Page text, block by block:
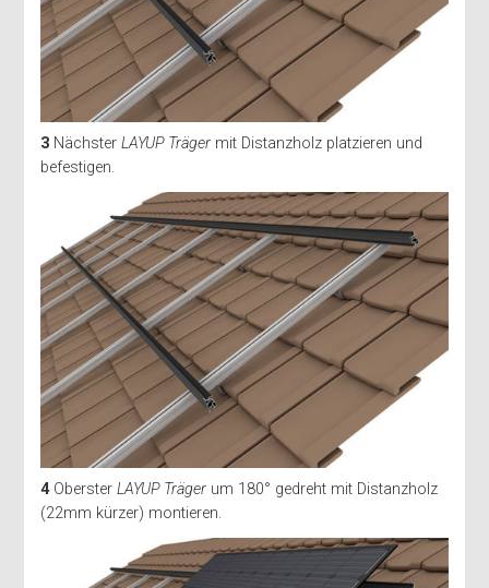
3 Nächster LAYUP Träger mit Distanzholz platzieren und
befestigen.
4Oberster LAYUP Träger um 180° gedreht mit Distanzholz
(22mm kürzer) montieren.